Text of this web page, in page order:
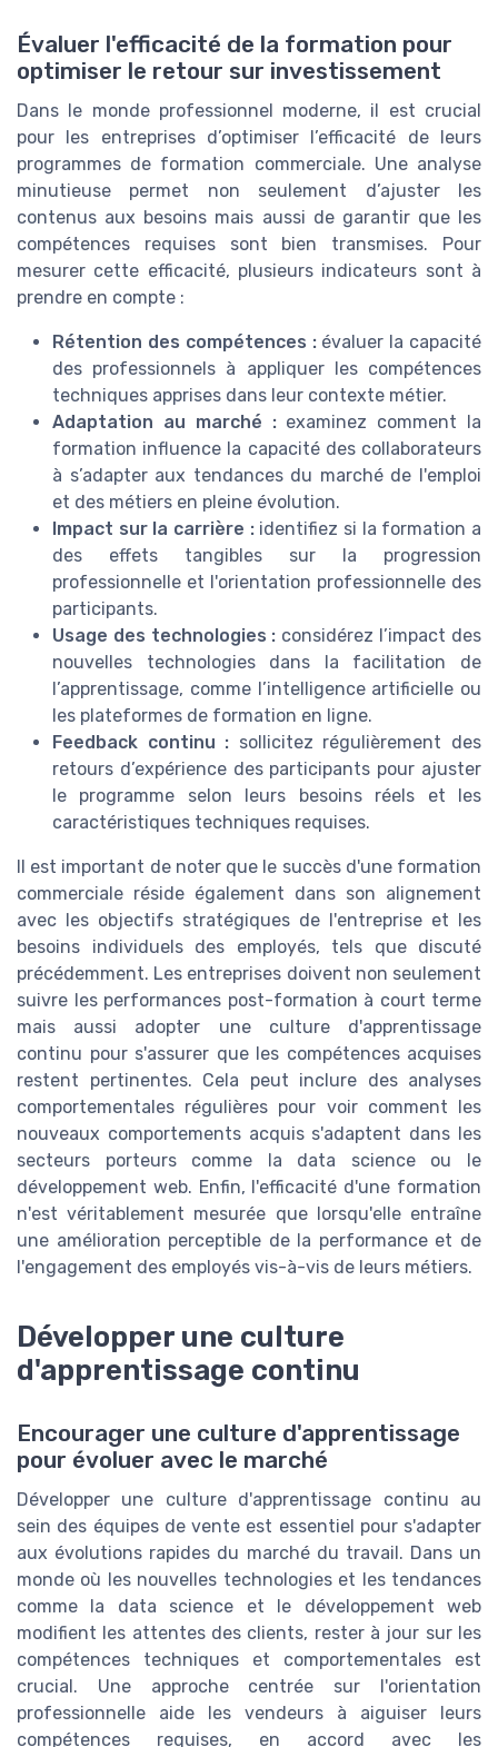
Évaluer l'efficacité de la formation pour
optimiser le retour sur investissement
Dans le monde professionnel moderne, il est crucial
pour les entreprises d’optimiser l’efficacité de leurs
programmes de formation commerciale. Une analyse
minutieuse permet non seulement d’ajuster les
contenus aux besoins mais aussi de garantir que les
compétences requises sont bien transmises. Pour
mesurer cette efficacité, plusieurs indicateurs sont à
prendre en compte :
Rétention des compétences :évaluer la capacité
des professionnels à appliquer les compétences
techniques apprises dans leur contexte métier.
Adaptation au marché :examinez comment la
formation influence la capacité des collaborateurs
à s’adapter aux tendances du marché de l'emploi
et des métiers en pleine évolution.
Impact sur la carrière :identifiez si la formation a
des effets tangibles sur la progression
professionnelle et l'orientation professionnelle des
participants.
Usage des technologies : considérez l’impact des
nouvelles technologies dans la facilitation de
l’apprentissage, comme l’intelligence artificielle ou
les plateformes de formation en ligne.
Feedback continu : sollicitez régulièrement des
retours d’expérience des participants pour ajuster
le programme selon leurs besoins réels et les
caractéristiques techniques requises.
Il est important de noter que le succès d'une formation
commerciale réside également dans son alignement
avec les objectifs stratégiques de l'entreprise et les
besoins individuels des employés, tels que discuté
précédemment. Les entreprises doivent non seulement
suivre les performances post-formation à court terme
mais aussi adopter une culture d'apprentissage
continu pour s'assurer que les compétences acquises
restent pertinentes. Cela peut inclure des analyses
comportementales régulières pour voir comment les
nouveaux comportements acquis s'adaptent dans les
secteurs porteurs comme la data science ou le
développement web. Enfin, l'efficacité d'une formation
n'est véritablement mesurée que lorsqu'elle entraîne
une amélioration perceptible de la performance et de
l'engagement des employés vis-à-vis de leurs métiers.
Développer une culture
d'apprentissage continu
Encourager une culture d'apprentissage
pour évoluer avec le marché
Développer une culture d'apprentissage continu au
sein des équipes de vente est essentiel pour s'adapter
aux évolutions rapides du marché du travail. Dans un
monde où les nouvelles technologies et les tendances
comme la data science et le développement web
modifient les attentes des clients, rester à jour sur les
compétences techniques et comportementales est
crucial. Une approche centrée sur l'orientation
professionnelle aide les vendeurs à aiguiser leurs
compétences requises, en accord avec les